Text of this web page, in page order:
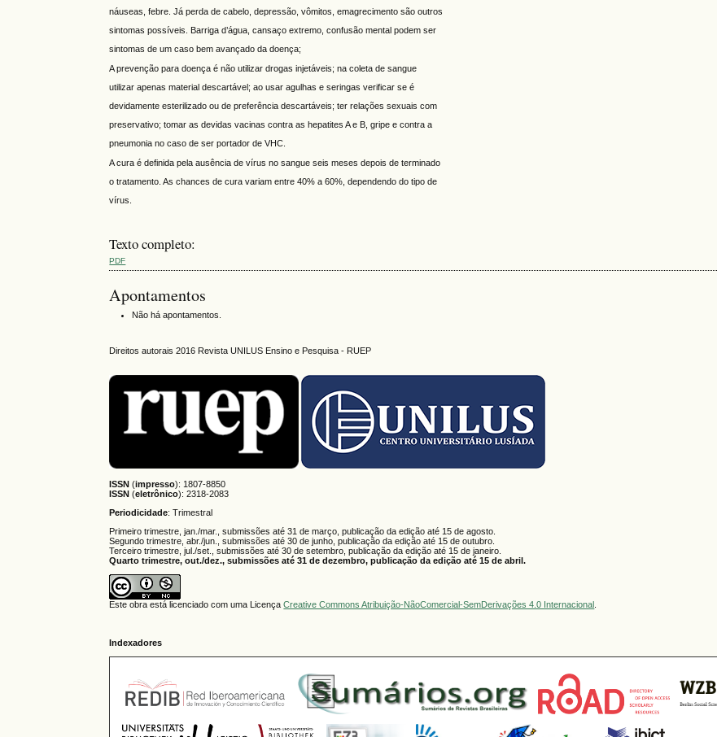
náuseas, febre. Já perda de cabelo, depressão, vômitos, emagrecimento são outros
sintomas possíveis. Barriga d’água, cansaço extremo, confusão mental podem ser
sintomas de um caso bem avançado da doença;
A prevenção para doença é não utilizar drogas injetáveis; na coleta de sangue
utilizar apenas material descartável; ao usar agulhas e seringas verificar se é
devidamente esterilizado ou de preferência descartáveis; ter relações sexuais com
preservativo; tomar as devidas vacinas contra as hepatites A e B, gripe e contra a
pneumonia no caso de ser portador de VHC.
A cura é definida pela ausência de vírus no sangue seis meses depois de terminado
o tratamento. As chances de cura variam entre 40% a 60%, dependendo do tipo de
vírus.
Texto completo:
PDF
Apontamentos
Não há apontamentos.
Direitos autorais 2016 Revista UNILUS Ensino e Pesquisa - RUEP
ISSN (impresso): 1807-8850
ISSN (eletrônico):2318-2083
Periodicidade: Trimestral
Primeiro trimestre, jan./mar., submissões até 31 de março, publicação da edição até 15 de agosto.
Segundo trimestre, abr./jun., submissões até 30 de junho, publicação da edição até 15 de outubro.
Terceiro trimestre, jul./set., submissões até 30 de setembro, publicação da edição até 15 de janeiro.
Quarto trimestre, out./dez., submissões até 31 de dezembro, publicação da edição até 15 de abril.
Este obra está licenciado com uma LicençaCreative Commons Atribuição-NãoComercial-SemDerivações 4.0 Internacional
Indexadores